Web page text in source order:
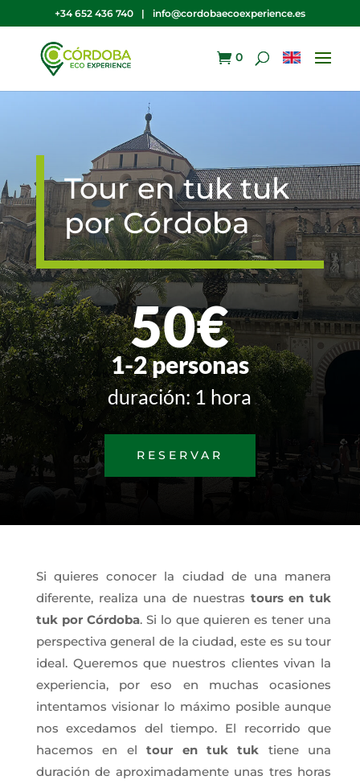
+34 652 436 740 | info@cordobaecoexperience.es
0
Tour en tuk tuk
por Córdoba
50€
1-2 personas
duración: 1 hora
RESERVAR
Si quieres conocer la ciudad de una manera
diferente, realiza una de nuestras tours en tuk
tuk por Córdoba. Si lo que quieren es tener una
perspectiva general de la ciudad, este es su tour
ideal. Queremos que nuestros clientes vivan la
experiencia, por eso en muchas ocasiones
intentamos visionar lo máximo posible aunque
nos excedamos del tiempo. El recorrido que
hacemos en eltour en tuk tuk tiene una
duración de aproximadamente unas tres horas